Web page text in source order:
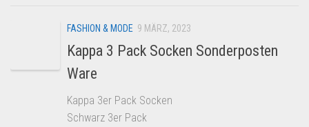
FASHION & MODE 9 MÄRZ, 2023
Kappa 3 Pack Socken Sonderposten
Ware
Kappa 3er Pack Socken
Schwarz 3er Pack